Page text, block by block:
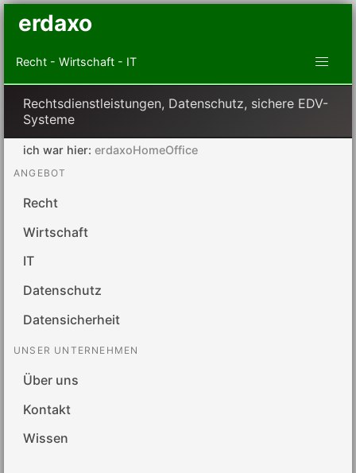
erdaxo
Recht - Wirtschaft - IT
Rechtsdienstleistungen, Datenschutz, sichere EDV-
Systeme
ich war hier: erdaxoHomeOffice
ANGEBOT
Recht
Wirtschaft
IT
Datenschutz
Datensicherheit
UNSER UNTERNEHMEN
Über uns
Kontakt
Wissen